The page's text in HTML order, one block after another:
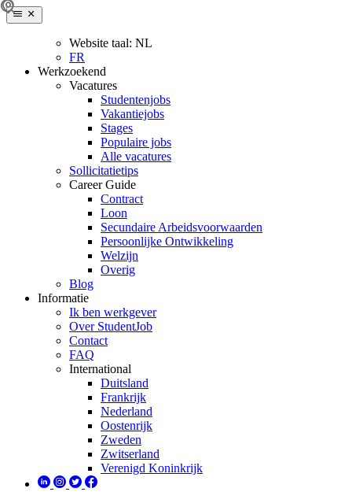
Website taal: NL
FR
Werkzoekend
Vacatures
Studentenjobs
Vakantiejobs
Stages
Populaire jobs
Alle vacatures
Sollicitatietips
Career Guide
Contract
Loon
Secundaire Arbeidsvoorwaarden
Persoonlijke Ontwikkeling
Welzijn
Overig
Blog
Informatie
Ik ben werkgever
Over StudentJob
Contact
FAQ
International
Duitsland
Frankrijk
Nederland
Oostenrijk
Zweden
Zwitserland
Verenigd Koninkrijk